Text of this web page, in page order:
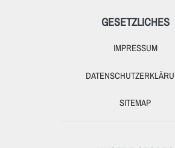
GESETZLICHES
IMPRESSUM
SITEMAP